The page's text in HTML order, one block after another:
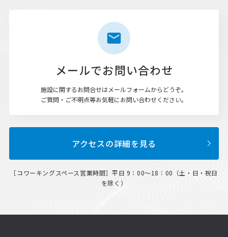
メールでお問い合わせ
施設に関するお問合せはメールフォームからどうぞ。
ご質問・ご不明点等お気軽にお問い合わせください。
アクセスの詳細を見る
［コワーキングスペース営業時間］平日 9：00～18：00（土・日・祝日
を除く）